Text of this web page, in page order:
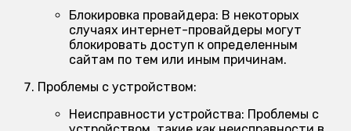
Блокировка провайдера: В некоторых
случаях интернет-провайдеры могут
блокировать доступ к определенным
сайтам по тем или иным причинам.
Проблемы с устройством:
Неисправности устройства: Проблемы с